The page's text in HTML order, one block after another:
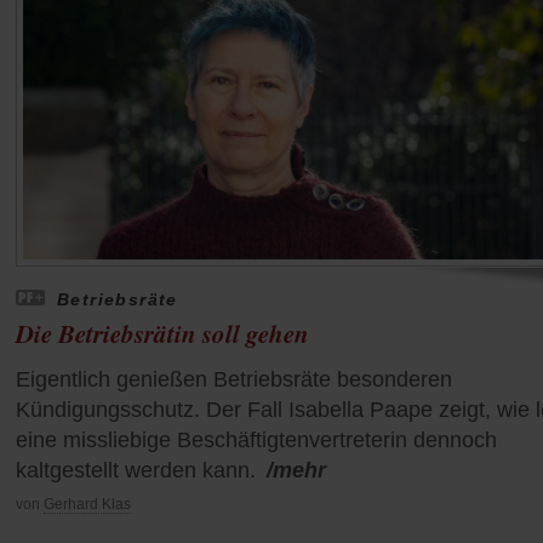
Betriebsräte
Die Betriebsrätin soll gehen
Eigentlich genießen Betriebsräte besonderen
Kündigungsschutz. Der Fall Isabella Paape zeigt, wie
eine missliebige Beschäftigtenvertreterin dennoch
kaltgestellt werden kann. /mehr
von Gerhard Klas